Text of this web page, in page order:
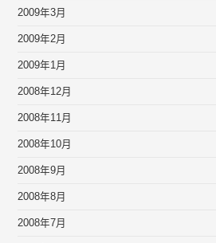
2009年3月
2009年2月
2009年1月
2008年12月
2008年11月
2008年10月
2008年9月
2008年8月
2008年7月